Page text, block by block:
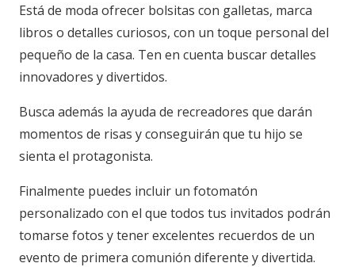
Está de moda ofrecer bolsitas con galletas, marca
libros o detalles curiosos, con un toque personal del
pequeño de la casa. Ten en cuenta buscar detalles
innovadores y divertidos.
Busca además la ayuda de recreadores que darán
momentos de risas y conseguirán que tu hijo se
sienta el protagonista.
Finalmente puedes incluir un fotomatón
personalizado con el que todos tus invitados podrán
tomarse fotos y tener excelentes recuerdos de un
evento de primera comunión diferente y divertida.